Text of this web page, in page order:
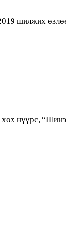
шилжих
хөх нүүрс,